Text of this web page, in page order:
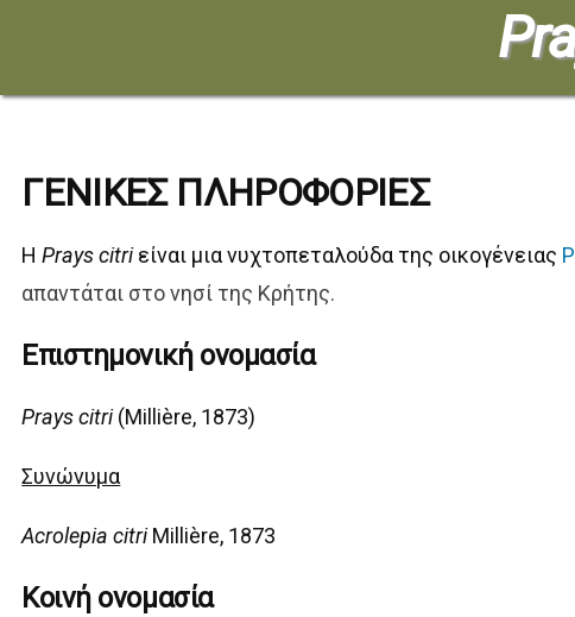
ΓΕΝΙΚΕΣ ΠΛΗΡΟΦΟΡΙΕΣ
ΗPrays citriείναι μια νυχτοπεταλούδα της οικογένειας
απαντάται στο νησί της Κρήτης.
Επιστημονική ονομασία
Prays citri (Millière, 1873)
Συνώνυμα
Acrolepia citri Millière, 1873
Κοινή ονομασία